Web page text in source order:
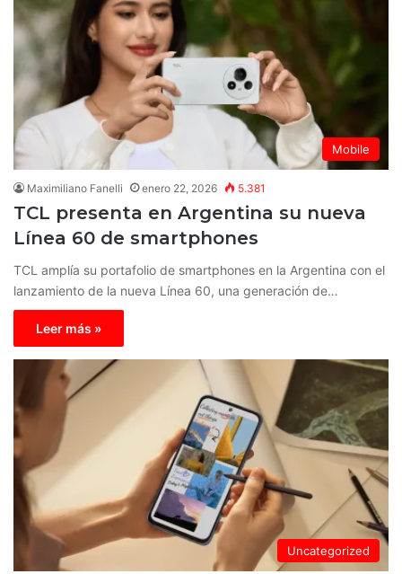
Mobile
Maximiliano Fanelli enero 22, 2026 5.381
TCL presenta en Argentina su nueva
Línea 60 de smartphones
TCL amplía su portafolio de smartphones en la Argentina con el
lanzamiento de la nueva Línea 60, una generación de…
Leer más »
Uncategorized